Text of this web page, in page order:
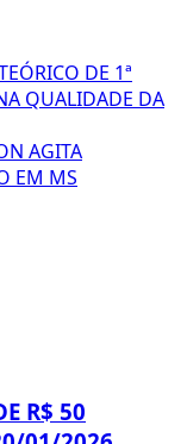
DE 1ª
QUALIDADE DA
AGITA
EM MS
R$ 50